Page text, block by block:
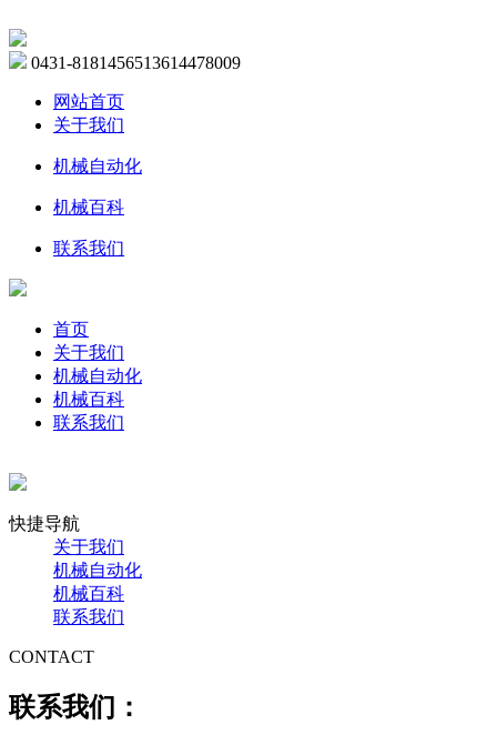
0431-8181456513614478009
网站首页
关于我们
机械自动化
机械百科
联系我们
首页
关于我们
机械自动化
机械百科
联系我们
快捷导航
关于我们
机械自动化
机械百科
联系我们
CONTACT
联系我们：